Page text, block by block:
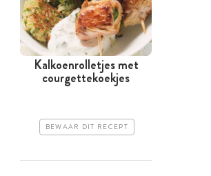
Kalkoenrolletjes met
courgettekoekjes
BEWAAR DIT RECEPT